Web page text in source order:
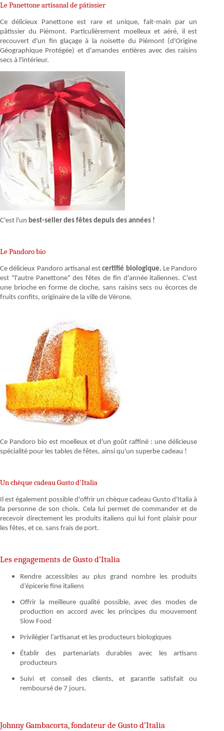
Le Panettone artisanal de pâtissier
Ce délicieux Panettone est rare et unique, fait-main par un
pâtissier du Piémont. Particulièrement moelleux et aéré, il est
recouvert d'un fin glaçage à la noisette du Piémont (d'Origine
Géographique Protégée) et d'amandes entières avec des raisins
secs à l'intérieur.
C'est l'un best-seller des fêtes depuis des années !
Le Pandoro bio
Ce délicieux Pandoro artisanal estcertifié biologique. Le Pandoro
est "l'autre Panettone" des fêtes de fin d'année italiennes. C'est
une brioche en forme de cloche, sans raisins secs ou écorces de
fruits confits, originaire de la ville de Vérone.
Ce Pandoro bio est moelleux et d'un goût raffiné : une délicieuse
spécialité pour les tables de fêtes, ainsi qu'un superbe cadeau !
Un chèque cadeau Gusto d'Italia
Il est également possible d'offrir un chèque cadeau Gusto d'Italia à
la personne de son choix. Cela lui permet de commander et de
recevoir directement les produits italiens qui lui font plaisir pour
les fêtes, et ce, sans frais de port.
Les engagements de Gusto d’Italia
Rendre accessibles au plus grand nombre les produits
d’épicerie fine italiens
Offrir la meilleure qualité possible, avec des modes de
production en accord avec les principes du mouvement
Slow Food
Privilégier l’artisanat et les producteurs biologiques
Établir des partenariats durables avec les artisans
producteurs
Suivi et conseil des clients, et garantie satisfait ou
remboursé de 7 jours.
Johnny Gambacorta, fondateur de Gusto d’Italia